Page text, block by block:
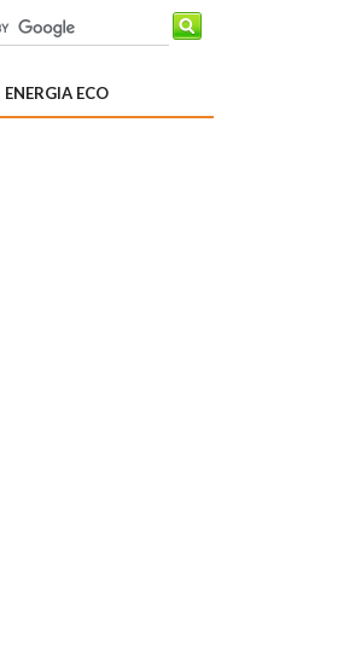
ENERGIA ECO